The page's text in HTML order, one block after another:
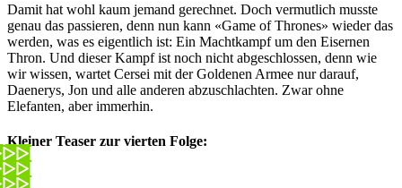
Damit hat wohl kaum jemand gerechnet. Doch vermutlich musste
genau das passieren, denn nun kann «Game of Thrones» wieder das
werden, was es eigentlich ist: Ein Machtkampf um den Eisernen
Thron. Und dieser Kampf ist noch nicht abgeschlossen, denn wie
wir wissen, wartet Cersei mit der Goldenen Armee nur darauf,
Daenerys, Jon und alle anderen abzuschlachten. Zwar ohne
Elefanten, aber immerhin.
Kleiner Teaser zur vierten Folge: